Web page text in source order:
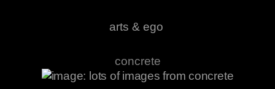
arts & ego
concrete